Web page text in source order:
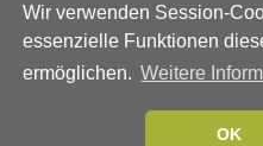
Wir verwenden Session-
essenzielle Funktionen
ermöglichen. Weitere
OK